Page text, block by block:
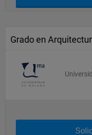
Grado en